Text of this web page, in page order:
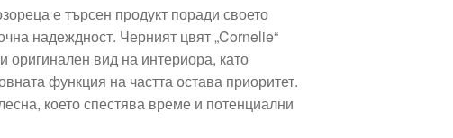
е търсен продукт поради своето
надеждност. Черният цвят „Cornelie“
оригинален вид на интериора, като
функция на частта остава приоритет.
което спестява време и потенциални